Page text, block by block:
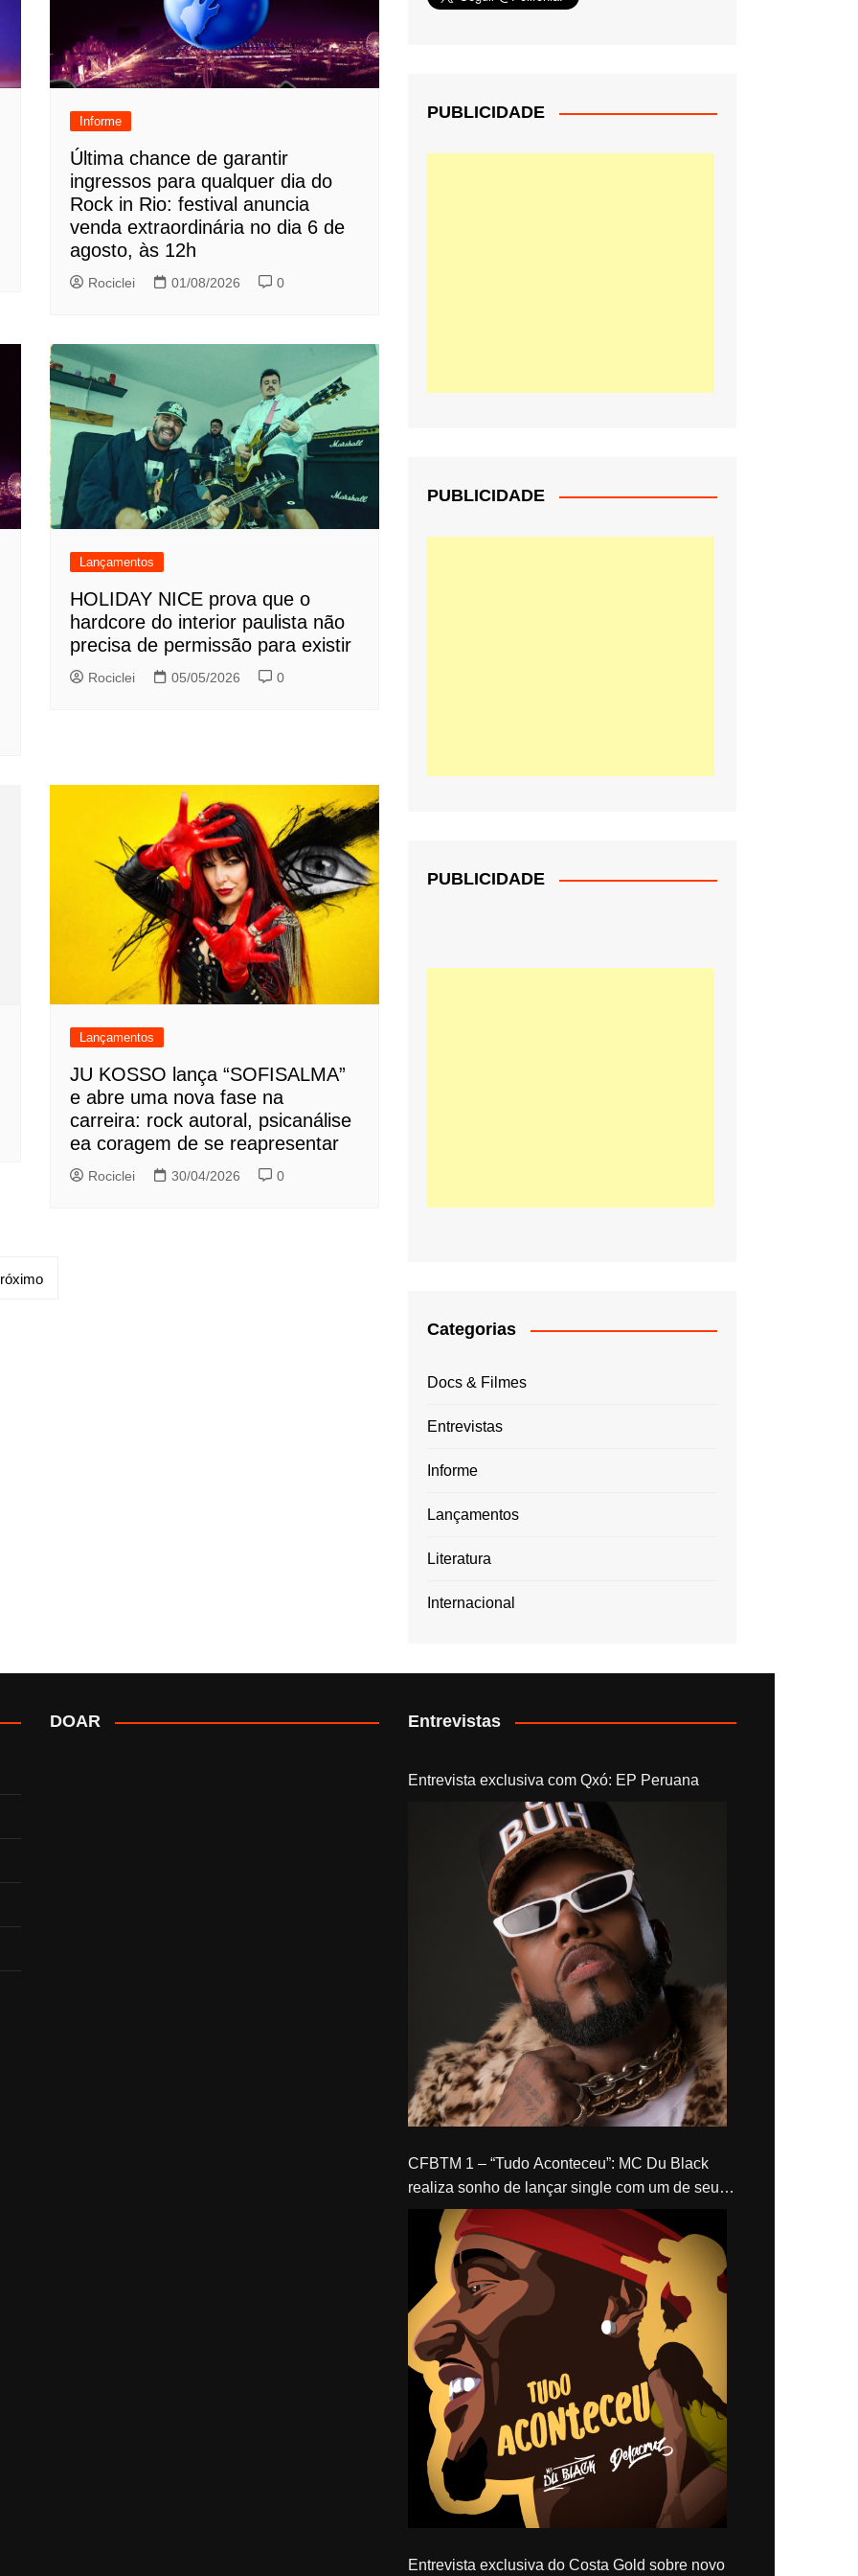
Informe
Última chance de garantir
ingressos para qualquer dia do
Rock in Rio: festival anuncia
venda extraordinária no dia 6 de
agosto, às 12h
Rociclei 01/08/2026 0
Lançamentos
HOLIDAY NICE prova que o
hardcore do interior paulista não
precisa de permissão para existir
Rociclei 05/05/2026 0
Lançamentos
JU KOSSO lança “SOFISALMA”
e abre uma nova fase na
carreira: rock autoral, psicanálise
ea coragem de se reapresentar
Rociclei 30/04/2026 0
PUBLICIDADE
PUBLICIDADE
PUBLICIDADE
Categorias
Docs & Filmes
Entrevistas
Informe
Lançamentos
Literatura
Internacional
DOAR Entrevistas
Entrevista exclusiva com Qxó: EP Peruana
CFBTM 1 – “Tudo Aconteceu”: MC Du Black
realiza sonho de lançar single com um de seus
ídolos, Delacruz
Entrevista exclusiva do Costa Gold sobre novo